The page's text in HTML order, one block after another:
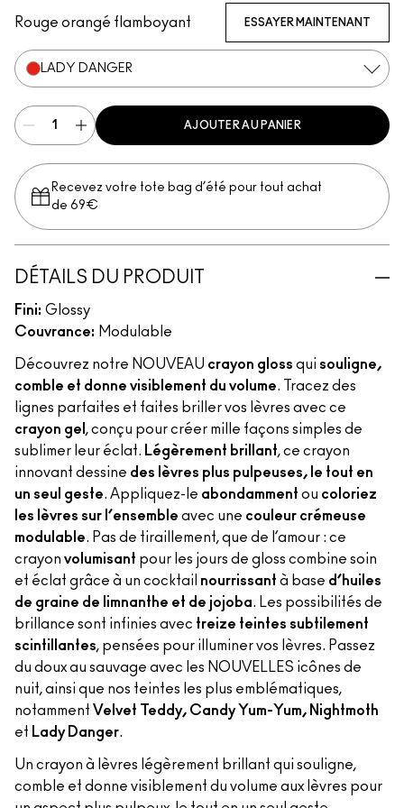
Rouge orangé flamboyant ESSAYER MAINTENANT
LADY DANGER
AJOUTER AU PANIER
Recevez votre tote bag d’été pour tout achat
de 69€
DÉTAILS DU PRODUIT
Fini: Glossy
Couvrance: Modulable
Découvrez notre NOUVEAU crayon gloss qui souligne,
comble et donne visiblement du volume. Tracez des
lignes parfaites et faites briller vos lèvres avec ce
crayon gel , conçu pour créer mille façons simples de
sublimer leur éclat. Légèrement brillant, ce crayon
innovant dessine des lèvres plus pulpeuses, le tout en
un seul geste. Appliquez-le abondamment ou coloriez
les lèvres sur l’ensemble avec une couleur crémeuse
modulable. Pas de tiraillement, que de l’amour : ce
crayon volumisant pour les jours de gloss combine soin
et éclat grâce à un cocktail nourrissant à base d’huiles
de graine de limnanthe et de jojoba. Les possibilités de
brillance sont infinies avec treize teintes subtilement
scintillantes, pensées pour illuminer vos lèvres. Passez
du doux au sauvage avec les NOUVELLES icônes de
nuit, ainsi que nos teintes les plus emblématiques,
notamment Velvet Teddy, Candy Yum-Yum, Nightmoth
et Lady Danger.
Un crayon à lèvres légèrement brillant qui souligne,
comble et donne visiblement du volume aux lèvres pour